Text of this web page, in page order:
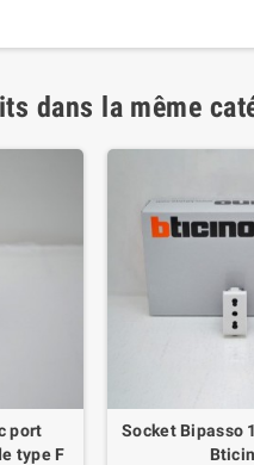
dans la même
port
type F
Socket Bipasso